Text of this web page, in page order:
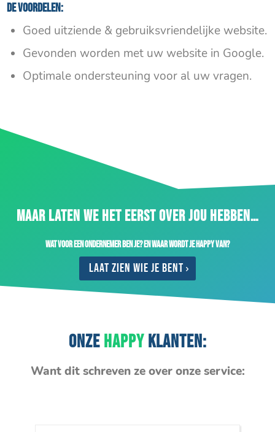
De voordelen:
Goed uitziende & gebruiksvriendelijke website.
Gevonden worden met uw website in Google.
Optimale ondersteuning voor al uw vragen.
MAAR LATEN WE HET EERST OVER JOU HEBBEN…
Wat voor een ondernemer ben je? En waar wordt je happy van?
Laat zien wie je bent
ONZEHAPPYKLANTEN:
Want dit schreven ze over onze service: